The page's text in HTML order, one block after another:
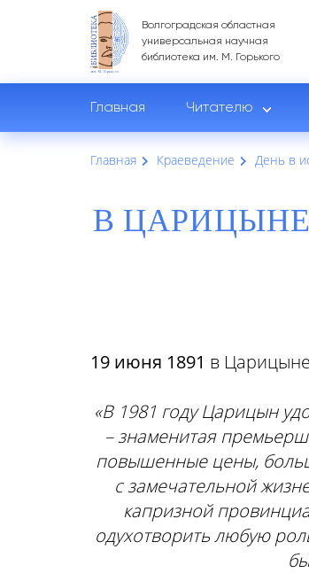
Волгоградская областная
универсальная научная
библиотека им. М. Горького
Главная Читателю
Главная Краеведение День в
В
19 июня 1891 в
«В 1981 году Царицын
– знаменитая
повышенные цены,
с замечательной
капризной
одухотворить любую